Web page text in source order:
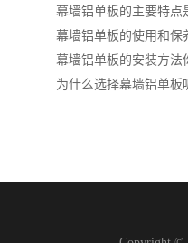
幕墙铝单板的主要特点
幕墙铝单板的使用和保
幕墙铝单板的安装方法
为什么选择幕墙铝单板